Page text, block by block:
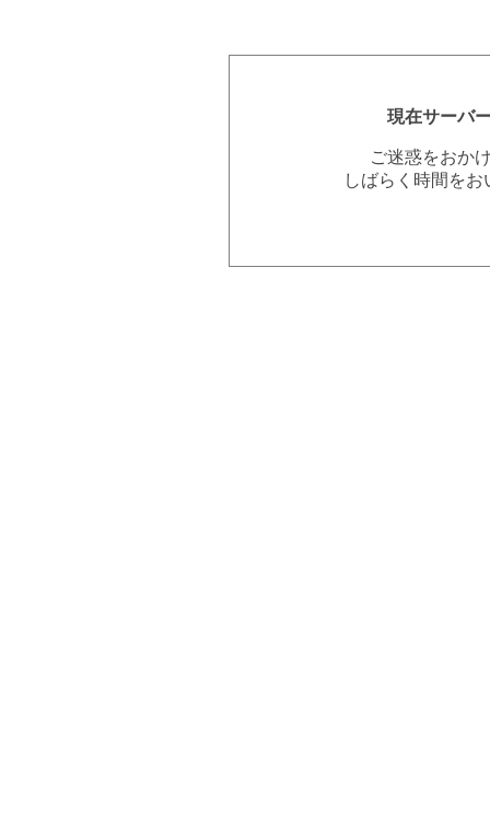
現在サーバ
ご迷惑をおか
しばらく時間を